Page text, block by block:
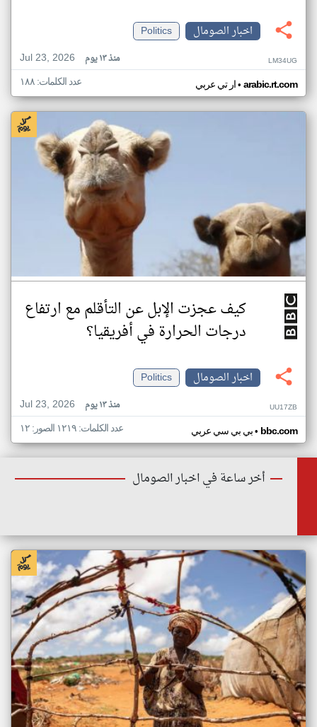
اخبار الصومال
Politics
Jul 23, 2026
منذ ١٣ يوم LM34UG
ار تي عربي• arabic.rt.com عدد الكلمات: ١٨٨
كيف عجزت الإبل عن التأقلم مع ارتفاع
درجات الحرارة في أفريقيا؟
اخبار الصومال
Politics
Jul 23, 2026
منذ ١٣ يوم UU17ZB
بي بي سي عربي• bbc.com عدد الكلمات: ١٢١٩ الصور: ١٢
أخر ساعة في اخبار الصومال